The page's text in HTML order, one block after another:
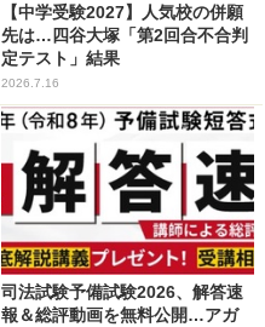
【中学受験2027】人気校の併願
先は…四谷大塚「第2回合不合判
定テスト」結果
2026.7.16
司法試験予備試験2026、解答速
報＆総評動画を無料公開…アガ